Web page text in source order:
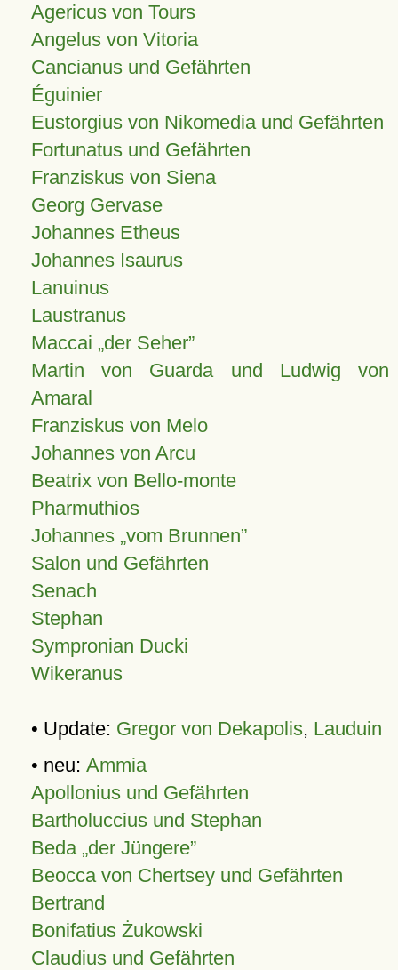
Agericus von Tours
Angelus von Vitoria
Cancianus und Gefährten
Éguinier
Eustorgius von Nikomedia und Gefährten
Fortunatus und Gefährten
Franziskus von Siena
Georg Gervase
Johannes Etheus
Johannes Isaurus
Lanuinus
Laustranus
Maccai „der Seher”
Martin von Guarda und Ludwig von
Amaral
Franziskus von Melo
Johannes von Arcu
Beatrix von Bello-monte
Pharmuthios
Johannes vom Brunnen
Salon und Gefährten
Senach
Stephan
Sympronian Ducki
Wikeranus
• Update: Gregor von Dekapolis, Lauduin
• neu: Ammia
Apollonius und Gefährten
Bartholuccius und Stephan
Beda „der Jüngere”
Beocca von Chertsey und Gefährten
Bertrand
Bonifatius Żukowski
Claudius und Gefährten